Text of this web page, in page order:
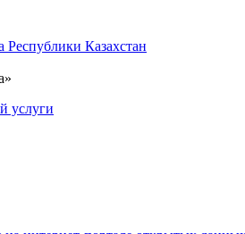
Республики Казахстан
услуги